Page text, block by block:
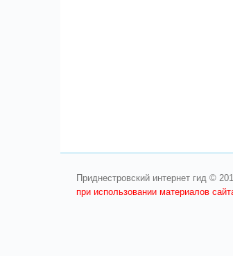
Приднестровский интернет гид ©
при использовании материалов